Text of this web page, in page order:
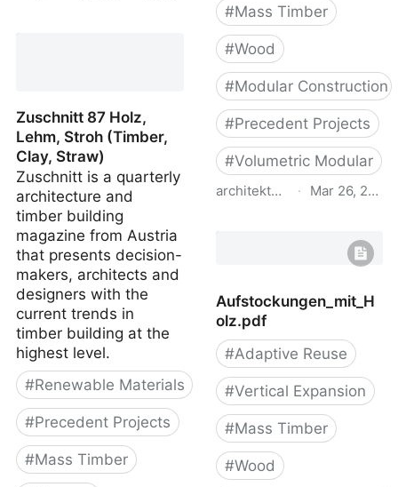
Zuschnitt 87 Holz,
Lehm, Stroh (Timber,
Clay, Straw)
Zuschnitt is a quarterly
architecture and
timber building
magazine from Austria
that presents decision-
makers, architects and
designers with the
current trends in
timber building at the
highest level.
#Renewable Materials
#Precedent Projects
#Mass Timber
#Mass Timber
#Wood
#Modular Construction
#Precedent Projects
#Volumetric Modular
architekturbasel.ch
· Mar 26, 2022
- ArchitekturBasel
Aufstockungen_mit_H
olz.pdf
#Adaptive Reuse
#Vertical Expansion
#Mass Timber
#Wood